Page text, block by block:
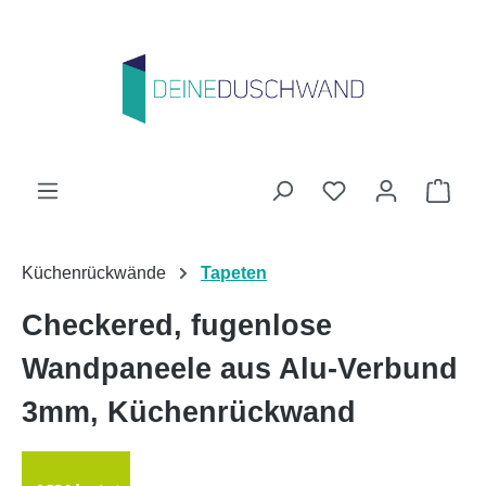
Du hast 0
Küchenrückwände Tapeten
Checkered, fugenlose
Wandpaneele aus Alu-Verbund
3mm, Küchenrückwand